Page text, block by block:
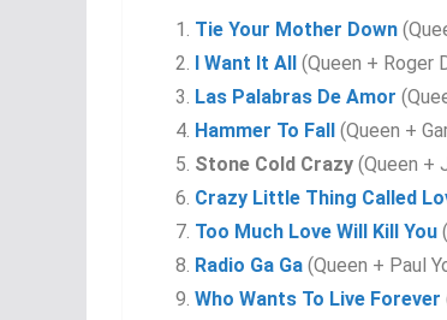
Tie Your Mother Down
I Want It All (Queen + Roger
Las Palabras De Amor
Hammer To Fall (Queen +
Stone Cold Crazy (Queen +
Crazy Little Thing Called
Too Much Love Will Kill You
Radio Ga Ga (Queen + Paul
Who Wants To Live Forever